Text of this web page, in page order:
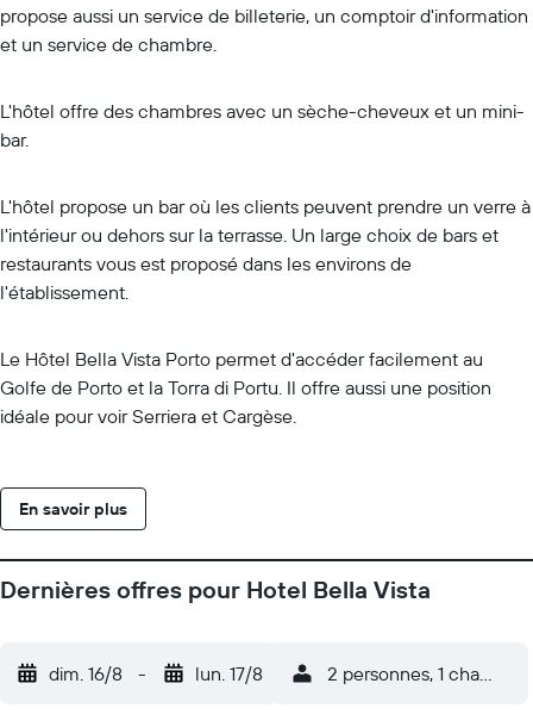
propose aussi un service de billeterie, un comptoir d'information
et un service de chambre.
L'hôtel offre des chambres avec un sèche-cheveux et un mini-
bar.
L'hôtel propose un bar où les clients peuvent prendre un verre à
l'intérieur ou dehors sur la terrasse. Un large choix de bars et
restaurants vous est proposé dans les environs de
l'établissement.
Le Hôtel Bella Vista Porto permet d'accéder facilement au
Golfe de Porto et la Torra di Portu. Il offre aussi une position
idéale pour voir Serriera et Cargèse.
En savoir plus
Dernières offres pour Hotel Bella Vista
dim. 16/8 - lun. 17/8 2 personnes, 1 chambre